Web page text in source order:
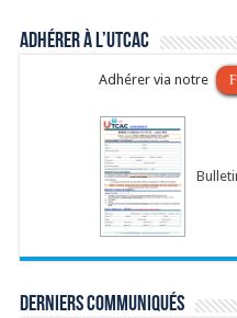
Adhérer à l’UTCAC
Adhérer via notre
Derniers communiqués